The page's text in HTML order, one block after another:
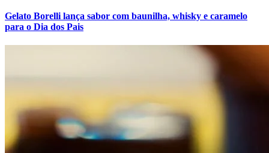
Gelato Borelli lança sabor com baunilha, whisky e caramelo
para o Dia dos Pais